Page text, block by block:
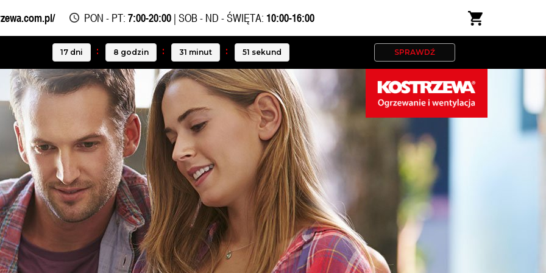
PON - PT: 7:00-20:00 | SOB - ND - ŚWIĘTA: 10:00-16:00
17 dni 8 godzin 31 minut 50 sekund SPRAWDŹ